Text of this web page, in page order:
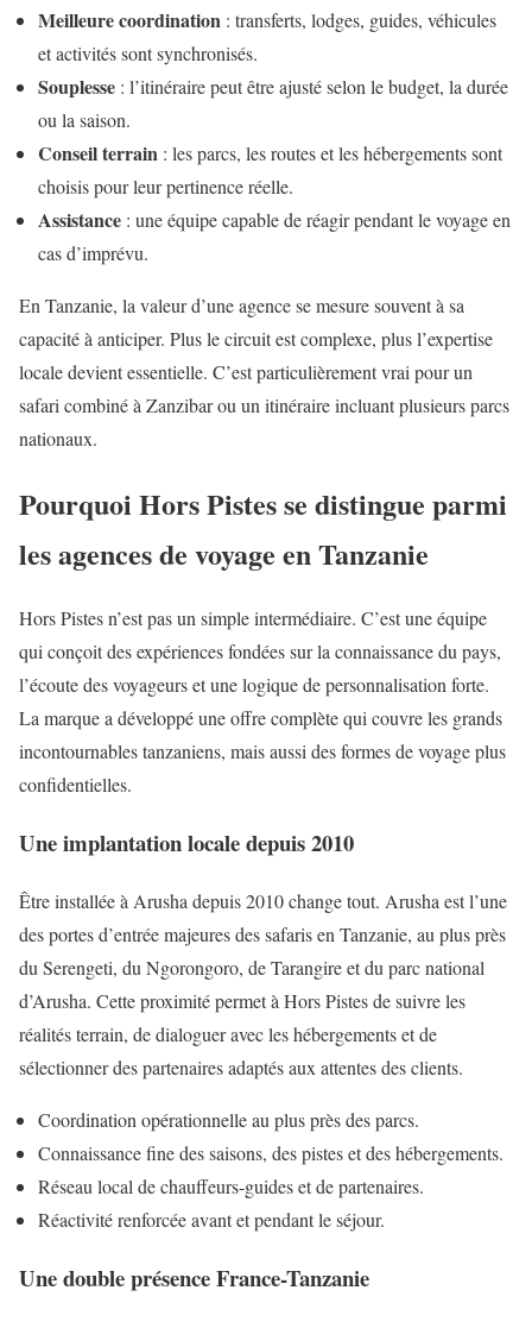
Meilleure coordination : transferts, lodges, guides, véhicules
et activités sont synchronisés.
Souplesse : l’itinéraire peut être ajusté selon le budget, la durée
ou la saison.
Conseil terrain : les parcs, les routes et les hébergements sont
choisis pour leur pertinence réelle.
Assistance : une équipe capable de réagir pendant le voyage en
cas d’imprévu.
En Tanzanie, la valeur d’une agence se mesure souvent à sa
capacité à anticiper. Plus le circuit est complexe, plus l’expertise
locale devient essentielle. C’est particulièrement vrai pour un
safari combiné à Zanzibar ou un itinéraire incluant plusieurs parcs
nationaux.
Pourquoi Hors Pistes se distingue parmi
les agences de voyage en Tanzanie
Hors Pistes n’est pas un simple intermédiaire. C’est une équipe
qui conçoit des expériences fondées sur la connaissance du pays,
l’écoute des voyageurs et une logique de personnalisation forte.
La marque a développé une offre complète qui couvre les grands
incontournables tanzaniens, mais aussi des formes de voyage plus
confidentielles.
Une implantation locale depuis 2010
Être installée à Arusha depuis 2010 change tout. Arusha est l’une
des portes d’entrée majeures des safaris en Tanzanie, au plus près
du Serengeti, du Ngorongoro, de Tarangire et du parc national
d’Arusha. Cette proximité permet à Hors Pistes de suivre les
réalités terrain, de dialoguer avec les hébergements et de
sélectionner des partenaires adaptés aux attentes des clients.
Coordination opérationnelle au plus près des parcs.
Connaissance fine des saisons, des pistes et des hébergements.
Réseau local de chauffeurs-guides et de partenaires.
Réactivité renforcée avant et pendant le séjour.
Une double présence France-Tanzanie